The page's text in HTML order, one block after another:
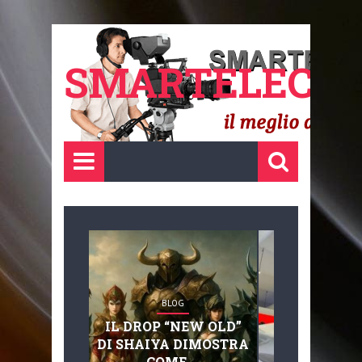
BLOG
IL DROP “NEW OLD”
DI SHAIYA DIMOSTRA